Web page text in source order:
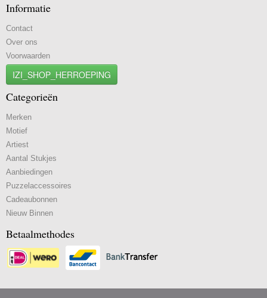
Informatie
Contact
Over ons
Voorwaarden
IZI_SHOP_HERROEPING
Categorieën
Merken
Motief
Artiest
Aantal Stukjes
Aanbiedingen
Puzzelaccessoires
Cadeaubonnen
Nieuw Binnen
Betaalmethodes